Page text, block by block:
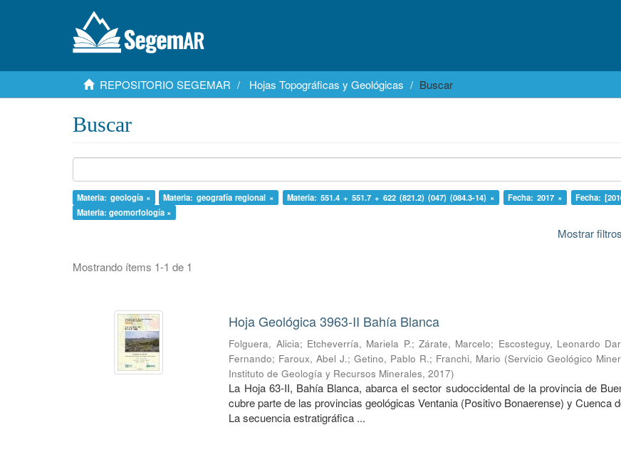
REPOSITORIO SEGEMAR Hojas Topográficas y Geológicas Buscar
Buscar
Materia: geología × Materia: geografía regional × Materia: 551.4 + 551.7 + 622 (821.2) (047) (084.3-14) × Fecha: 2017 ×
Fecha:
Materia: geomorfología ×
Mostrar
Mostrando ítems 1-1 de 1
Hoja Geológica 3963-II Bahía Blanca
Folguera, Alicia; Etcheverría, Mariela P.; Zárate, Marcelo; Escosteguy, Leonardo
Fernando; Faroux, Abel J.;Getino, Pablo R.; Franchi, Mario (Servicio Geológico
Instituto de Geología y Recursos Minerales,2017)
La Hoja 63-II, Bahía Blanca, abarca el sector sudoccidental de la provincia de
cubre parte de las provincias geológicas Ventania (Positivo Bonaerense) y Cuenca
La secuencia estratigráfica ...